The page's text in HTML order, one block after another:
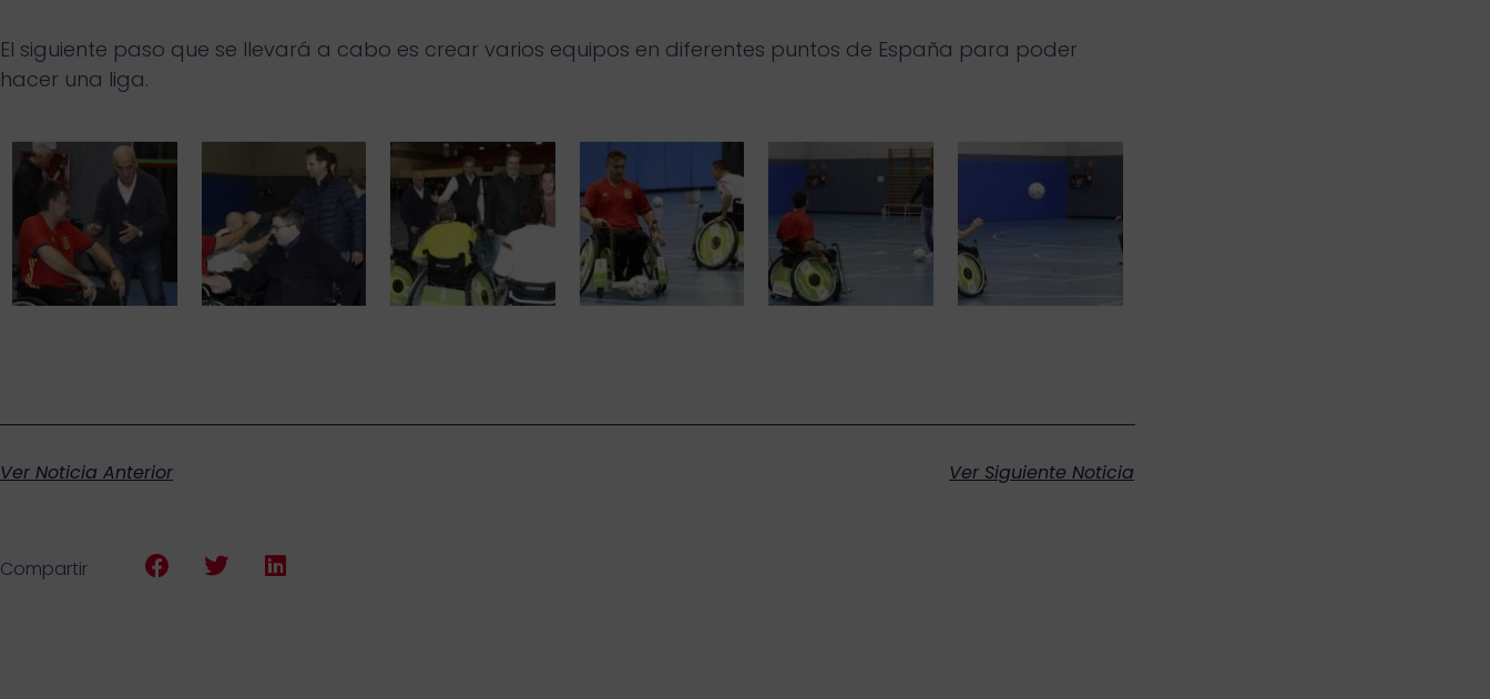
El siguiente paso que se llevará a cabo es crear varios equipos en diferentes puntos de España para poder
hacer una liga.
Ver Noticia Anterior Ver Siguiente Noticia
Compartir